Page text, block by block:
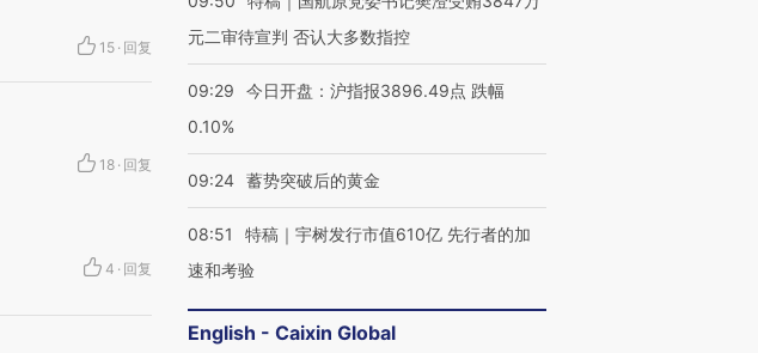
15 · 回复
18 · 回复
4 · 回复
元二审待宣判 否认大多数指控
09:29
今日开盘：沪指报3896.49点 跌幅
0.10%
09:24 蓄势突破后的黄金
08:51
特稿｜宇树发行市值610亿 先行者的加
速和考验
English - Caixin Global